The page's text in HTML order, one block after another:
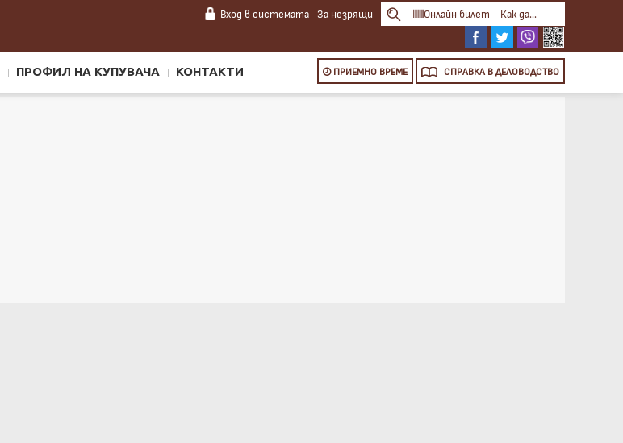
Вход в системата За незрящи Онлайн билет Как да...
ПРОФИЛ НА КУПУВАЧА КОНТАКТИ ПРИЕМНО ВРЕМЕ СПРАВКА В ДЕЛОВОДСТВО